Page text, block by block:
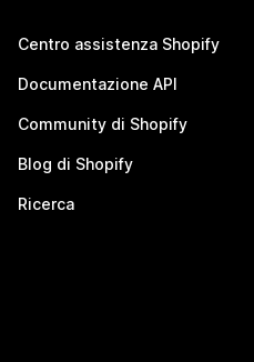
Centro assistenza Shopify
Documentazione API
Community di Shopify
Blog di Shopify
Ricerca